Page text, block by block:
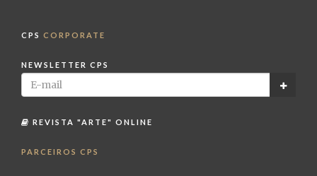
CPS CORPORATE
NEWSLETTER CPS
REVISTA "ARTE" ONLINE
PARCEIROS CPS